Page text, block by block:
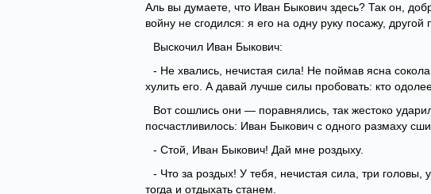
Аль вы думаете, что Иван Быкович здесь? Так он,
войну не сгодился: я его на одну руку посажу,
Выскочил Иван Быкович:
- Не хвались, нечистая сила! Не поймав ясна
хулить его. А давай лучше силы пробовать: кто
Вот сошлись они — поравнялись, так жестоко
посчастливилось: Иван Быкович с одного размаху
- Стой, Иван Быкович! Дай мне роздыху.
- Что за роздых! У тебя, нечистая сила, три головы,
тогда и отдыхать станем.